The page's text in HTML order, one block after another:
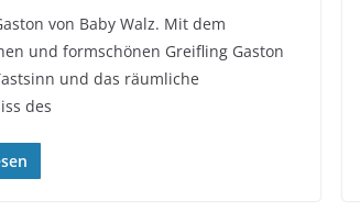
von Baby Walz. Mit dem
und formschönen Greifling Gaston
und das räumliche
des